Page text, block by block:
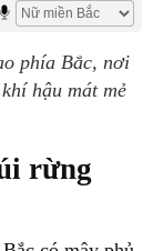
phía Bắc, nơi
hậu mát mẻ
rừng